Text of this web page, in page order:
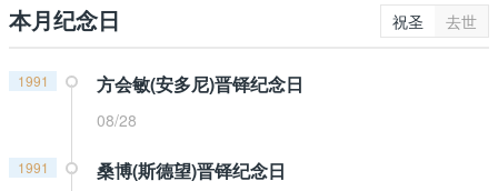
本月纪念日 祝圣 去世
1991 方会敏(安多尼)晋铎纪念日
08/28
1991 桑博(斯德望)晋铎纪念日